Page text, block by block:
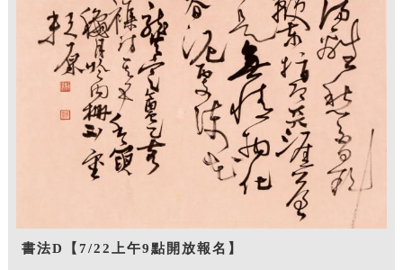
書法D【7/22上午9點開放報名】